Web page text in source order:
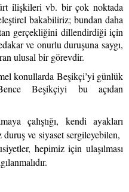
ilişkileri vb. bir çok noktada
bakabiliriz; bundan daha
gerçekliğini dillendirdiği için
ve onurlu duruşuna saygı,
ulusal bir görevdir.
konullarda Beşikçi’yi günlük
Beşikçiyi bu açıdan
çalıştığı, kendi ayakları
duruş ve siyaset sergileyebilen,
hepimiz için ulaşılması